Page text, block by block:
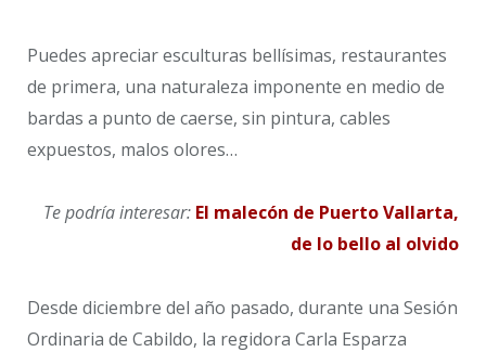
Puedes apreciar esculturas bellísimas, restaurantes
de primera, una naturaleza imponente en medio de
bardas a punto de caerse, sin pintura, cables
expuestos, malos olores…
Te podría interesar: El malecón de Puerto Vallarta,
de lo bello al olvido
Desde diciembre del año pasado, durante una Sesión
Ordinaria de Cabildo, la regidora Carla Esparza